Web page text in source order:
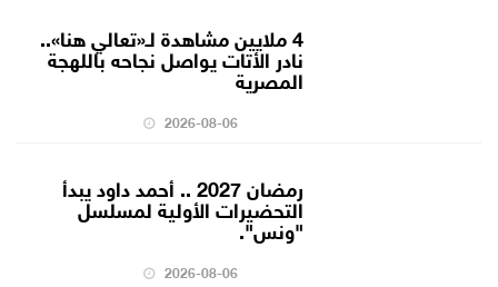
4 ملايين مشاهدة لـ«تعالي هنا»..
نادر الأتات يواصل نجاحه باللهجة
المصرية
2026-08-06
رمضان 2027 .. أحمد داود يبدأ
التحضيرات الأولية لمسلسل
"ونس".
2026-08-06